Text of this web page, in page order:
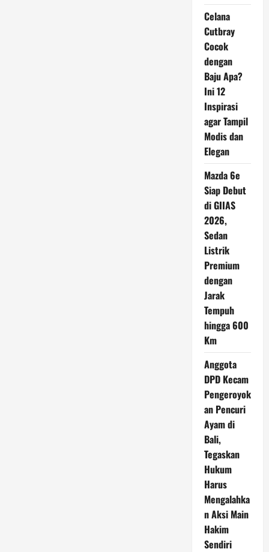
Celana
Cutbray
Cocok
dengan
Baju Apa?
Ini 12
Inspirasi
agar Tampil
Modis dan
Elegan
Mazda 6e
Siap Debut
di GIIAS
2026,
Sedan
Listrik
Premium
dengan
Jarak
Tempuh
hingga 600
Km
Anggota
DPD Kecam
Pengeroyok
an Pencuri
Ayam di
Bali,
Tegaskan
Hukum
Harus
Mengalahka
n Aksi Main
Hakim
Sendiri